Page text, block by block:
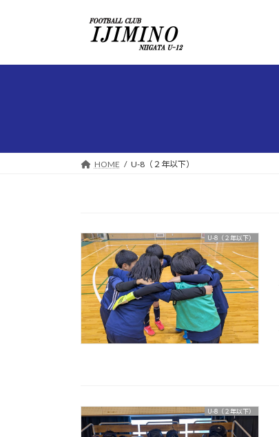
プ
動
HOME U-8（２年以下）
U-8（２年以下）
U-8（２年以下）